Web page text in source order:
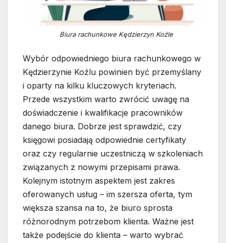
Biura rachunkowe Kędzierzyn Koźle
Wybór odpowiedniego biura rachunkowego w
Kędzierzynie Koźlu powinien być przemyślany
i oparty na kilku kluczowych kryteriach.
Przede wszystkim warto zwrócić uwagę na
doświadczenie i kwalifikacje pracowników
danego biura. Dobrze jest sprawdzić, czy
księgowi posiadają odpowiednie certyfikaty
oraz czy regularnie uczestniczą w szkoleniach
związanych z nowymi przepisami prawa.
Kolejnym istotnym aspektem jest zakres
oferowanych usług – im szersza oferta, tym
większa szansa na to, że biuro sprosta
różnorodnym potrzebom klienta. Ważne jest
także podejście do klienta – warto wybrać